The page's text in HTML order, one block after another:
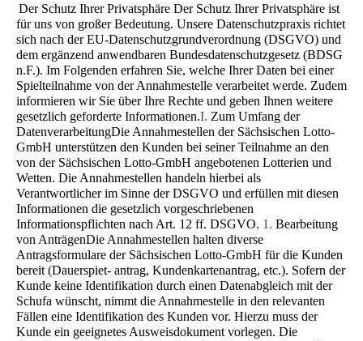
Der Schutz Ihrer Privatsphäre Der Schutz Ihrer Privatsphäre ist
für uns von großer Bedeutung. Unsere Datenschutzpraxis richtet
sich nach der EU-Daten­schutzgrundverordnung (DSGVO) und
dem ergänzend anwendbaren Bundesdatenschutzgesetz (BDSG
n.F.). Im Folgen­den erfahren Sie, welche Ihrer Daten bei einer
Spielteilnahme von der Annahmestelle verarbeitet werde. Zudem
infor­mieren wir Sie über Ihre Rechte und geben Ihnen weitere
gesetzlich geforderte Informationen.I. Zum Umfang der
DatenverarbeitungDie Annahmestellen der Sächsischen Lotto-
GmbH unterstützen den Kunden bei seiner Teilnahme an den
von der Säch­sischen Lotto-GmbH angebotenen Lotterien und
Wetten. Die Annahmestellen handeln hierbei als
Verantwortlicher im Sinne der DSGVO und erfüllen mit diesen
Informationen die gesetzlich vorgeschriebenen
Informationspflichten nach Art. 12 ff. DSGVO. 1. Bearbeitung
von AnträgenDie Annahmestellen halten diverse
Antragsformulare der Sächsischen Lotto-GmbH für die Kunden
bereit (Dauerspiet- antrag, Kundenkartenantrag, etc.). Sofern der
Kunde keine Identifikation durch einen Datenabgleich mit der
Schufa wünscht, nimmt die Annahmestelle in den relevanten
Fällen eine Identifikation des Kunden vor. Hierzu muss der
Kunde ein geeignetes Ausweisdokument vorlegen. Die